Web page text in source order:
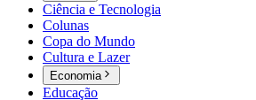
Ciência e Tecnologia
Colunas
Copa do Mundo
Cultura e Lazer
Economia
Educação